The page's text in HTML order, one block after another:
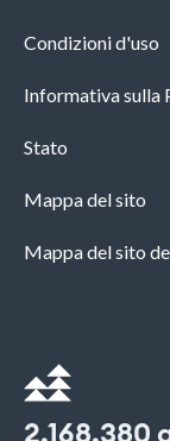
Condizioni d'uso
Informativa sulla
Stato
Mappa del sito
Mappa del sito
2,168,380